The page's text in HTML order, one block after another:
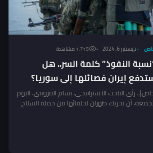
ديسمبر 6, 2024 1٬715 مشاهدة
النفوذ” كلمة السر.. هل
إيران فصائلها إلى سوريا؟
رأى الباحث الاستراتيجي، بسام القزويني، اليوم
أن تحريك طهران لحلفائها من حملة السلاح